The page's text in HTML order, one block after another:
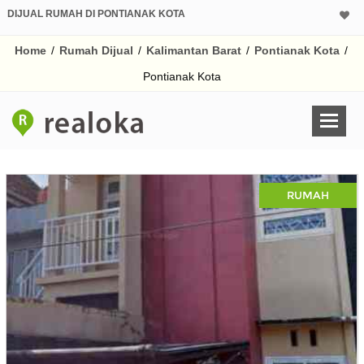
DIJUAL RUMAH DI PONTIANAK KOTA
Home / Rumah Dijual / Kalimantan Barat / Pontianak Kota /
Pontianak Kota
RUMAH